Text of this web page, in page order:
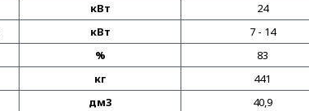
кВт 24
кВт 7 - 14
% 83
кг 441
дм3 40,9